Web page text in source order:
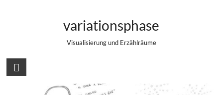
variationsphase
Visualisierung und Erzählräume
Doomsday for Cats